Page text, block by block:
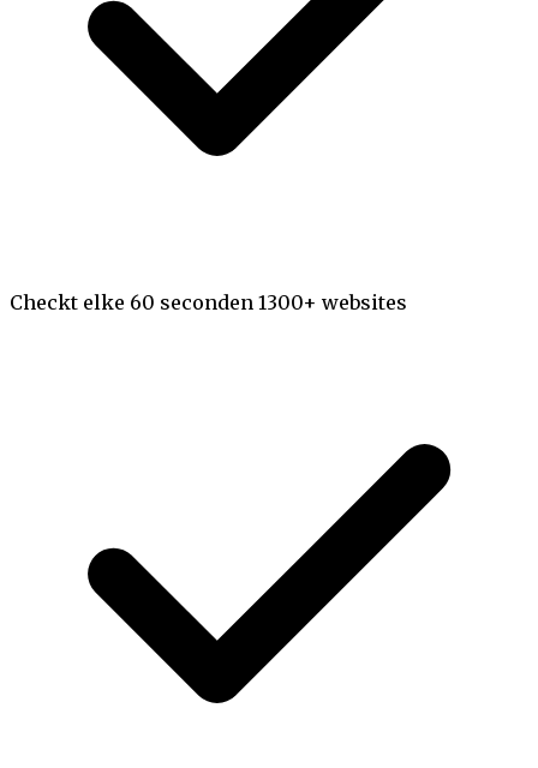
Checkt elke 60 seconden 1300+ websites